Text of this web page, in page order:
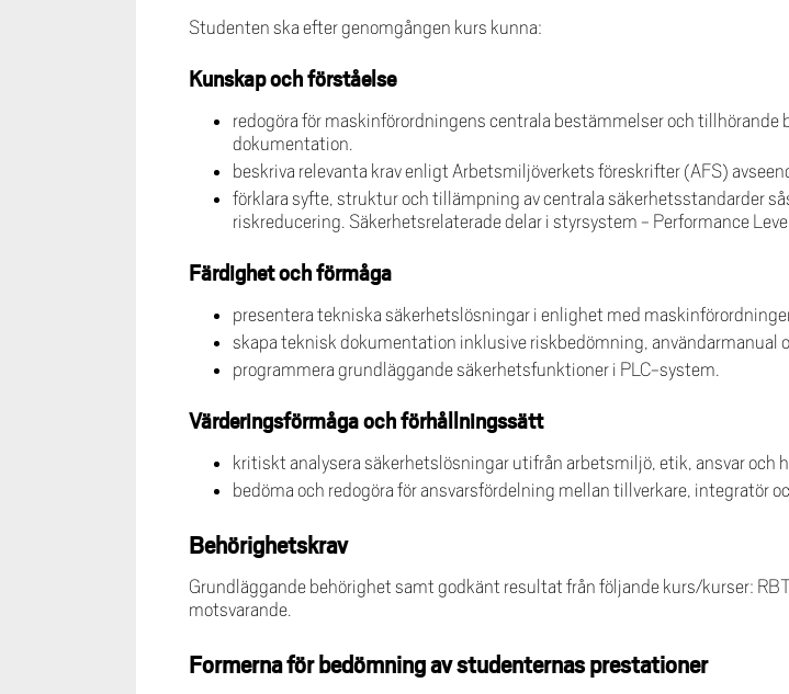
Studenten ska efter genomgången kurs kunna:
Kunskap och förståelse
redogöra för maskinförordningens centrala bestämmelser och
dokumentation.
beskriva relevanta krav enligt Arbetsmiljöverkets föreskrifter (AFS)
förklara syfte, struktur och tillämpning av centrala säkerhetsstandarder
riskreducering. Säkerhetsrelaterade delar i styrsystem - Performance
Färdighet och förmåga
presentera tekniska säkerhetslösningar i enlighet med
skapa teknisk dokumentation inklusive riskbedömning, användarmanual
programmera grundläggande säkerhetsfunktioner i PLC-system.
Värderingsförmåga och förhållningssätt
kritiskt analysera säkerhetslösningar utifrån arbetsmiljö, etik, ansvar och
bedöma och redogöra för ansvarsfördelning mellan tillverkare, integratör
Behörighetskrav
Grundläggande behörighet samt godkänt resultat från följande kurs/kurser:
motsvarande.
Formerna för bedömning av studenternas prestationer